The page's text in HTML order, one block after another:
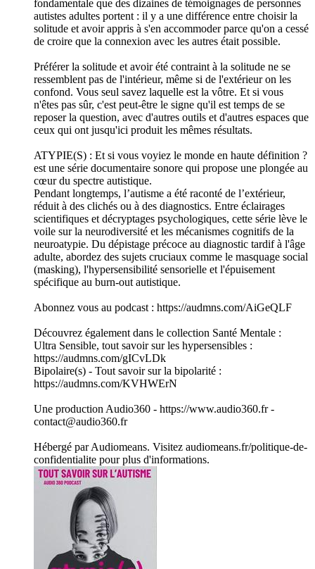
fondamentale que des dizaines de témoignages de personnes
autistes adultes portent : il y a une différence entre choisir la
solitude et avoir appris à s'en accommoder parce qu'on a cessé
de croire que la connexion avec les autres était possible.
Préférer la solitude et avoir été contraint à la solitude ne se
ressemblent pas de l'intérieur, même si de l'extérieur on les
confond. Vous seul savez laquelle est la vôtre. Et si vous
n'êtes pas sûr, c'est peut-être le signe qu'il est temps de se
reposer la question, avec d'autres outils et d'autres espaces que
ceux qui ont jusqu'ici produit les mêmes résultats.
ATYPIE(S) : Et si vous voyiez le monde en haute définition ?
est une série documentaire sonore qui propose une plongée au
cœur du spectre autistique.
Pendant longtemps, l’autisme a été raconté de l’extérieur,
réduit à des clichés ou à des diagnostics. Entre éclairages
scientifiques et décryptages psychologiques, cette série lève le
voile sur la neurodiversité et les mécanismes cognitifs de la
neuroatypie. Du dépistage précoce au diagnostic tardif à l'âge
adulte, abordez des sujets cruciaux comme le masquage social
(masking), l'hypersensibilité sensorielle et l'épuisement
spécifique au burn-out autistique.
Abonnez vous au podcast : https://audmns.com/AiGeQLF
Découvrez également dans le collection Santé Mentale :
Ultra Sensible, tout savoir sur les hypersensibles :
https://audmns.com/gICvLDk
Bipolaire(s) - Tout savoir sur la bipolarité :
https://audmns.com/KVHWErN
Une production Audio360 - https://www.audio360.fr -
contact@audio360.fr
Hébergé par Audiomeans. Visitez audiomeans.fr/politique-de-
confidentialite pour plus d'informations.